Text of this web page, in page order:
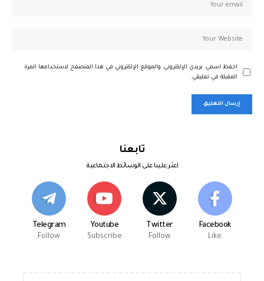
احفظ اسمي، بريدي الإلكتروني، والموقع الإلكتروني في هذا المتصفح لاستخدامها المرة
المقبلة في تعليقي.
تابعنا
اعثر علينا على الوسائط الاجتماعية
Facebook
Like
Twitter
Follow
Youtube
Subscribe
Telegram
Follow